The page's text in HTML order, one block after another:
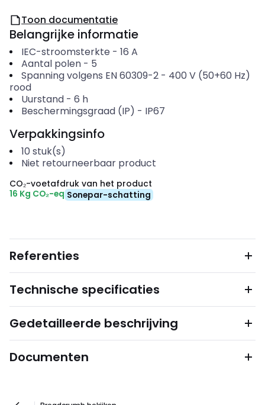
Toon documentatie
Belangrijke informatie
IEC-stroomsterkte - 16 A
Aantal polen- 5
Spanning volgens EN 60309-2- 400 V (50+60 Hz)
rood
Uurstand- 6 h
Beschermingsgraad (IP) - IP67
Verpakkingsinfo
10 stuk(s)
Niet retourneerbaar product
CO₂-voetafdruk van het product
16 Kg CO₂-eq Sonepar-schatting
Referenties
Technische specificaties
Gedetailleerde beschrijving
Documenten